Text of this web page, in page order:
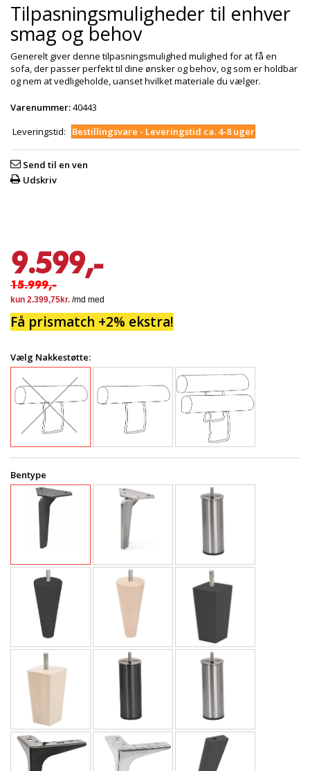
Tilpasningsmuligheder til enhver
smag og behov
Generelt giver denne tilpasningsmulighed mulighed for at få en
sofa, der passer perfekt til dine ønsker og behov, og som er holdbar
og nem at vedligeholde, uanset hvilket materiale du vælger.
Varenummer:40443
Leveringstid:
Bestillingsvare - Leveringstid ca. 4-8 uger
Send til en ven
Udskriv
9.599,-
15.999,-
Få prismatch +2% ekstra!
Vælg Nakkestøtte:
Bentype